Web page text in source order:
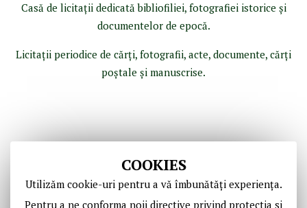
COOKIES
Utilizăm cookie-uri pentru a vă îmbunătăți experiența.
Pentru a ne conforma noii directive privind protectia si
Casă de licitaţii dedicată bibliofiliei, fotografiei istorice şi
documentelor de epocă.
Licitaţii periodice de cărţi, fotografii, acte, documente, cărţi
poştale şi manuscrise.